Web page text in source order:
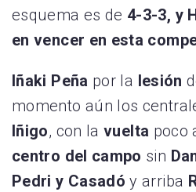
esquema es de 4-3-3, y
en vencer en esta
Iñaki Peña por la lesión
momento aún los
Iñigo, con lavuelta poco
centro del campo sin
Pedri y Casadó y arriba